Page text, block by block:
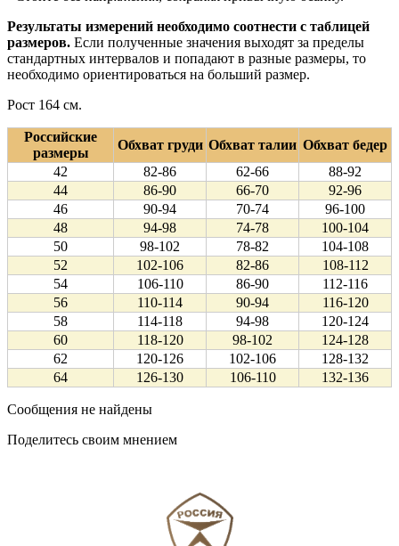
Результаты измерений необходимо соотнести с таблицей
размеров. Если полученные значения выходят за пределы
стандартных интервалов и попадают в разные размеры, то
необходимо ориентироваться на больший размер.
Рост 164 см.
Российские
размеры
Обхват груди Обхват талии Обхват бедер
42
82-86 62-66
88-92
44
86-90 66-70
92-96
46
90-94 70-74
96-100
48
94-98 74-78
100-104
50
98-102 78-82
104-108
52
102-106 82-86
108-112
54
106-110 86-90
112-116
56
110-114 90-94
116-120
58
114-118 94-98
120-124
60
118-120 98-102
124-128
62
120-126 102-106
128-132
64
126-130 106-110 132-136
Сообщения не найдены
Поделитесь своим мнением